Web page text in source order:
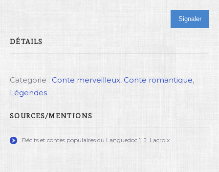
Signaler
DÉTAILS
Categorie : Conte merveilleux, Conte romantique,
Légendes
SOURCES/MENTIONS
Récits et contes populaires du Languedoc 1. J. Lacroix